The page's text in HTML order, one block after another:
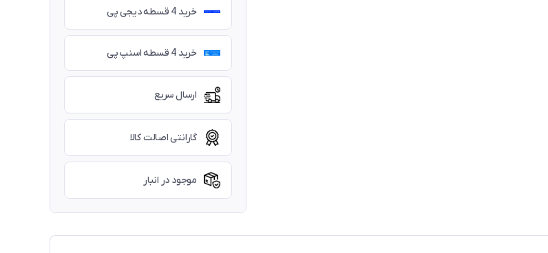
خرید 4 قسطه دیجی پی
خرید 4 قسطه اسنپ پی
ارسال سریع
گارانتی اصالت کالا
موجود در انبار